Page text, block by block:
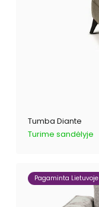
Tumba Diante
Turime sandėlyje
Pagaminta Lietuvoje